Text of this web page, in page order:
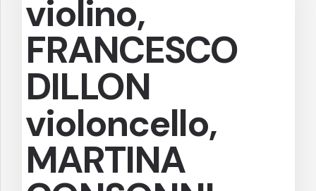
violino,
FRANCESCO
DILLON
violoncello,
MARTINA